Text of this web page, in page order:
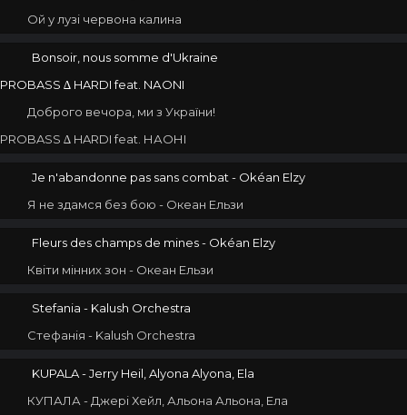
Ой у лузі червона калина
Bonsoir, nous somme d'Ukraine
PROBASS ∆ HARDI feat. NАОNІ
Доброго вечора, ми з України!
PROBASS ∆ HARDI feat. НАОНІ
Je n'abandonne pas sans combat - Okéan Elzy
Я не здамся без бою - Океан Ельзи
Fleurs des champs de mines - Okéan Elzy
Квіти мінних зон - Океан Ельзи
Stefania - Kalush Orchestra
Стефанія - Kalush Orchestra
KUPALA - Jerry Heil, Alyona Alyona, Ela
КУПАЛА - Джері Хейл, Альона Альона, Ела